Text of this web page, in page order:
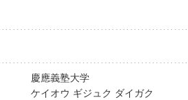
慶應義塾大学
ケイオウ ギジュク ダイガク